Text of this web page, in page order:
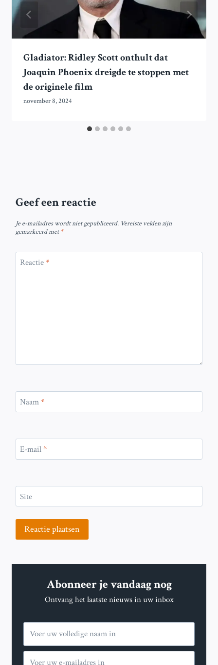
Gladiator: Ridley Scott onthult dat
Joaquin Phoenix dreigde te stoppen met
de originele film
november 8, 2024
Geef een reactie
Je e-mailadres wordt niet gepubliceerd. Vereiste velden zijn
gemarkeerd met*
Reactie*
Naam*
E-mail*
Site
Abonneer je vandaag nog
Ontvang het laatste nieuws in uw inbox